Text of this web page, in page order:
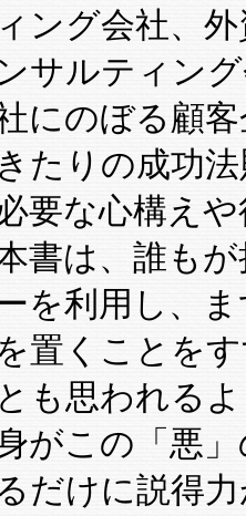
ィング会社、
ンサルティン
にのぼる顧
きたりの成功
要な心構え
書は、誰も
を利用し、
置くことを
とも思われる
がこの「悪
だけに説得